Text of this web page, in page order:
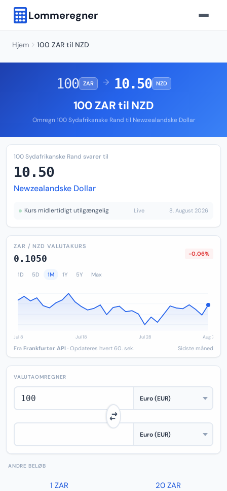
Lommeregner
Hjem 100 ZAR til NZD
100 ZAR → 10.50 NZD
100 ZAR til NZD
Omregn 100 Sydafrikanske Rand til Newzealandske Dollar
100 Sydafrikanske Rand svarer til
10.50
Newzealandske Dollar
Kurs midlertidigt utilgængelig Live 8. August 2026
ZAR / NZD VALUTAKURS
0.1050 -0.06%
1D 5D 1M 1Y 5Y Max
Fra Frankfurter API · Opdateres hvert 60. sek. Sidste måned
VALUTAOMREGNER
ANDRE BELØB
1 ZAR
20 ZAR